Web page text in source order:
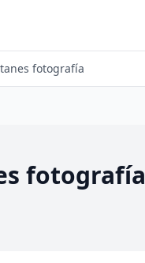
fotografía
fotografía